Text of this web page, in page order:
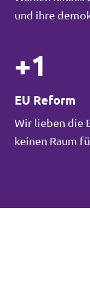
und ihre
+1
EU Reform
Wir lieben die
keinen Raum